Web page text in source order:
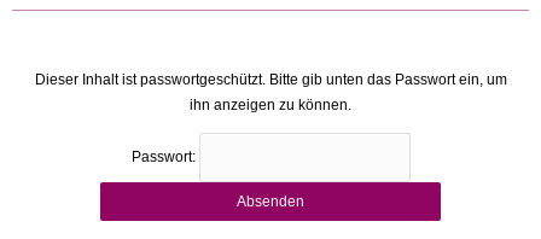
Dieser Inhalt ist passwortgeschützt. Bitte gib unten das Passwort ein, um
ihn anzeigen zu können.
Passwort: